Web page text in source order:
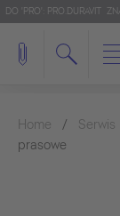
DO 'PRO': PRO.DURAVIT
Home Serwis
prasowe